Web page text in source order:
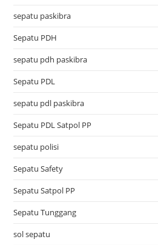
sepatu paskibra
Sepatu PDH
sepatu pdh paskibra
Sepatu PDL
sepatu pdl paskibra
Sepatu PDL Satpol PP
sepatu polisi
Sepatu Safety
Sepatu Satpol PP
Sepatu Tunggang
sol sepatu